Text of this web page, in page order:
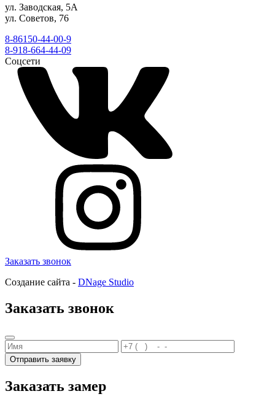
ул. Заводская, 5А
ул. Советов, 76
8-86150-44-00-9
8-918-664-44-09
Соцсети
Заказать звонок
Создание сайта - DNage Studio
Заказать звонок
Отправить заявку
Заказать замер